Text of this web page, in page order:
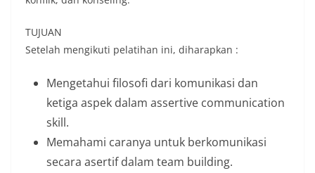
TUJUAN
Setelah mengikuti pelatihan ini, diharapkan :
Mengetahui filosofi dari komunikasi dan
ketiga aspek dalam assertive communication
skill.
Memahami caranya untuk berkomunikasi
secara asertif dalam team building.